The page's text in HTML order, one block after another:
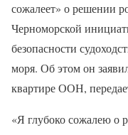
сожалеет» о решении
Черноморской
безопасности
моря. Об этом он
квартире ООН,
«Я глубоко сожалею о